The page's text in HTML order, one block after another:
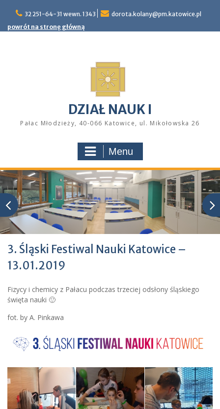
content
32 251-64-31 wewn. 1343
dorota.kolany@pm.katowice.pl
powrót na stronę główną
DZIAŁ NAUK I
Pałac Młodzieży, 40-066 Katowice, ul. Mikołowska 26
Menu
3. Śląski Festiwal Nauki Katowice –
13.01.2019
Fizycy i chemicy z Pałacu podczas trzeciej odsłony śląskiego
święta nauki 🙂
fot. by A. Pinkawa